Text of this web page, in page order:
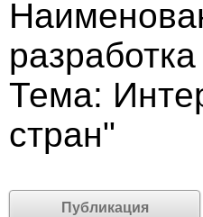
разработка
Тема:
стран"
Публикация